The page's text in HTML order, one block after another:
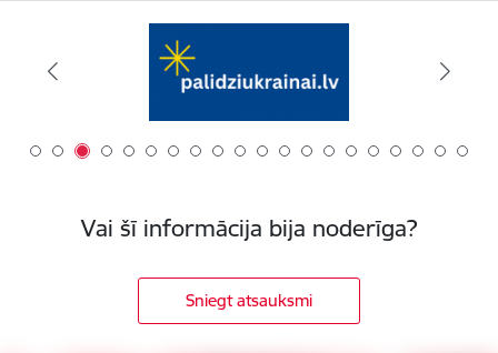
Vai šī informācija bija noderīga?
Sniegt atsauksmi